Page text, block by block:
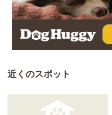
近くのスポット